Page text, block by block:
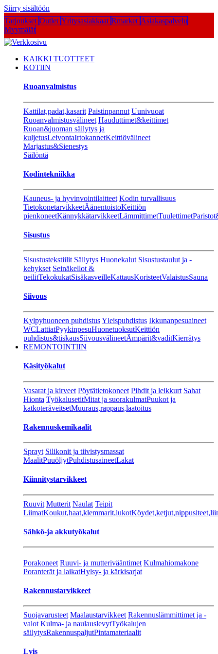
Siirry sisältöön
Tarjoukset Outlet Yritysasiakkaat Rmarket Asiakaspalvelu
Myymälät
KAIKKI TUOTTEET
KOTIIN
Ruoanvalmistus
Kattilat,padat,kasarit Paistinpannut Uunivuoat
Ruoanvalmistusvälineet Hauduttimet&keittimet
Ruoan&juoman säilytys ja
kuljetusLeivontaIrtokannetKeittiövälineet
Marjastus&Sienestys
Säilöntä
Kodintekniikka
Kauneus- ja hyvinvointilaitteet Kodin turvallisuus
TietokonetarvikkeetÄänentoistoKeittiön
pienkoneetKännykkätarvikkeetLämmittimetTuulettimet
Sisustus
Sisustustekstiilit Säilytys Huonekalut Sisustustaulut ja -
kehykset Seinäkellot &
peilitTekokukatSisäkasveilleKattausKoristeetValaistusSauna
Siivous
Kylpyhuoneen puhdistusYleispuhdistus Ikkunanpesuaineet
WCLattiatPyykinpesuHuonetuoksutKeittiön
puhdistus&tiskausSiivousvälineetÄmpärit&vaditKierrätys
REMONTOINTIIN
Käsityökalut
Vasarat ja kirveet Pöytätietokoneet Pihdit ja leikkurt Sahat
Hionta TyökalusetitMitat ja suorakulmatPuukot ja
katkoteräveitsetMuuraus,rappaus,laatoitus
Rakennuskemikaalit
Sprayt Silikonit ja tiivistysmassat
MaalitPuuöljytPuhdistusaineetLakat
Kiinnitystarvikkeet
Ruuvit Mutterit Naulat Teipit
LiimatKoukut,haat,klemmarit,lukot
Sähkö-ja akkutyökalut
Porakoneet Ruuvi- ja mutterivääntimet Kulmahiomakone
Poranterät ja laikatHylsy- ja kärkisarjat
Rakennustarvikkeet
Suojavarusteet Maalaustarvikkeet Rakennuslämmittimet ja -
valot Kulma- ja naulauslevytTyökalujen
säilytysRakennuspaljutPintamateriaalit
Lvis